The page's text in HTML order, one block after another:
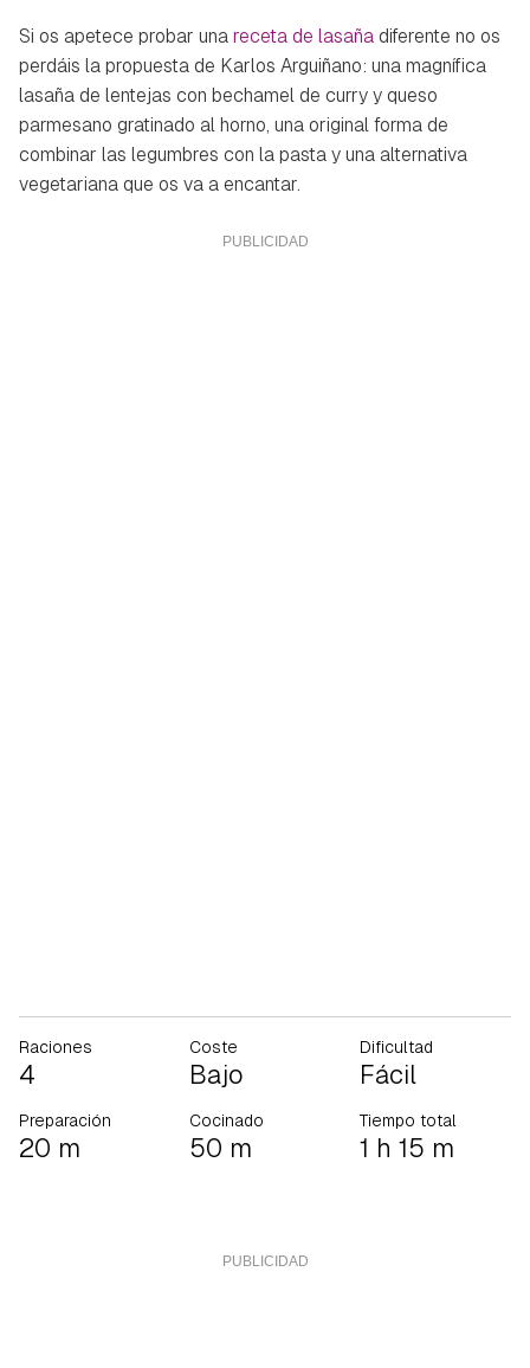
Si os apetece probar unareceta de lasañadiferente no os
perdáis la propuesta de Karlos Arguiñano: una magnífica
lasaña de lentejas con bechamel de curry y queso
parmesano gratinado al horno, una original forma de
combinar las legumbres con la pasta y una alternativa
vegetariana que os va a encantar.
Raciones
4
Coste
Bajo
Dificultad
Fácil
Preparación
20 m
Cocinado
50 m
Tiempo total
1 h 15 m